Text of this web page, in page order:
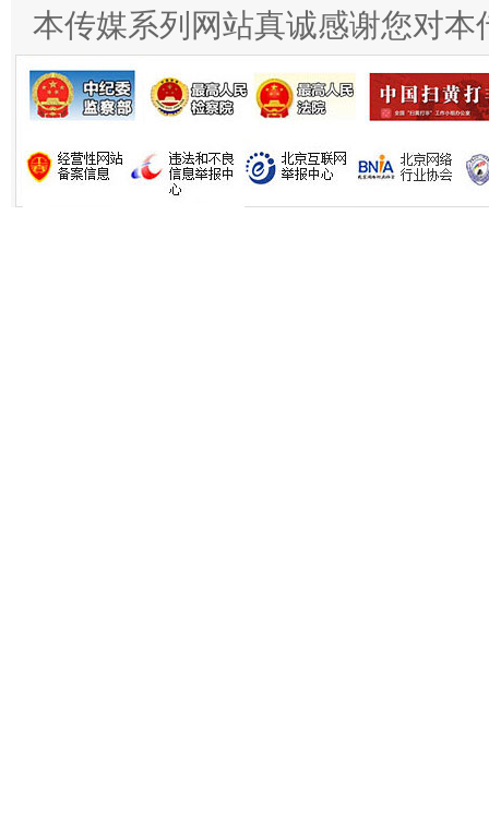
习近平的博鳌关键词
魏明亮
本传媒系列网站真诚感谢您对